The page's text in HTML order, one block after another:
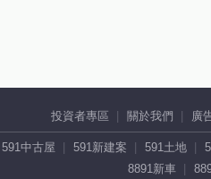
投資者專區 關於我們 廣
591中古屋 591新建案 591土地
8891新車